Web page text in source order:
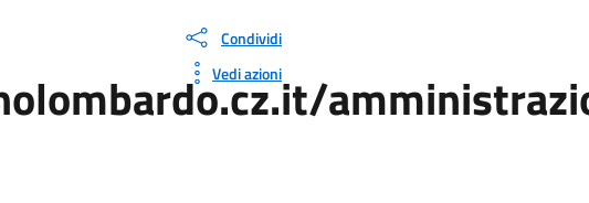
Condividi
Vedi azioni